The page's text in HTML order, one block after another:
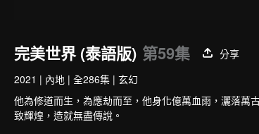
完美世界 (泰語版) 第59集
分享
2021 | 內地 | 全286集 | 玄幻
他為修道而生，為應劫而至，他身化億萬血雨，灑落萬
致輝煌，造就無盡傳說。